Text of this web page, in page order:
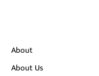
About
About Us